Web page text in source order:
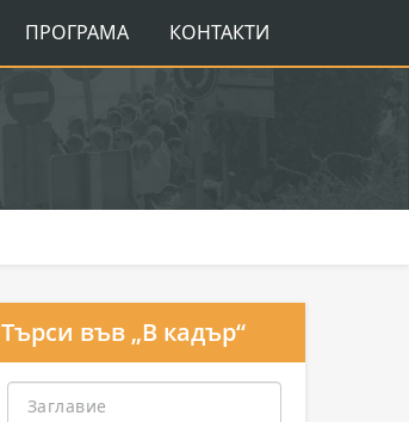
ПРОГРАМА КОНТАКТИ
Търси във „В кадър“